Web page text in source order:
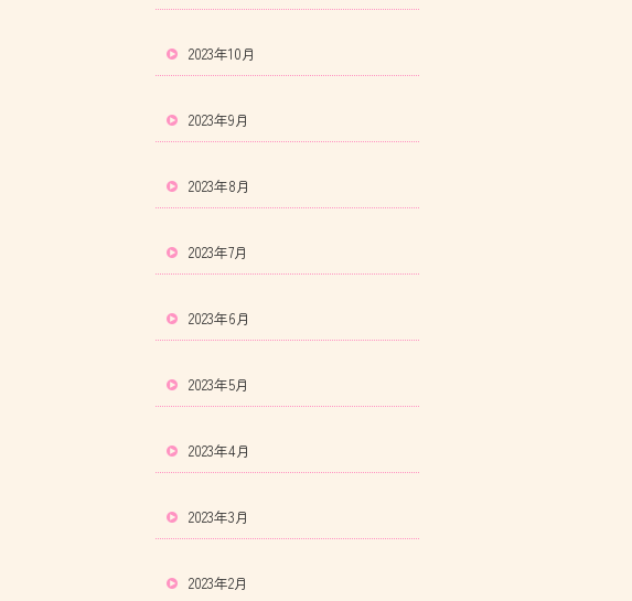
2023年10月
2023年9月
2023年8月
2023年7月
2023年6月
2023年5月
2023年4月
2023年3月
2023年2月